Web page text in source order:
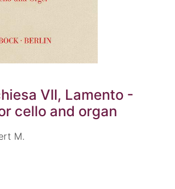
VII, Lamento -
cello and organ
M.